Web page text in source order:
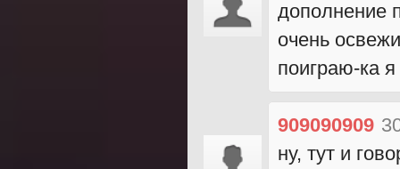
дополнение
очень
поиграю-ка
909090909
ну, тут и